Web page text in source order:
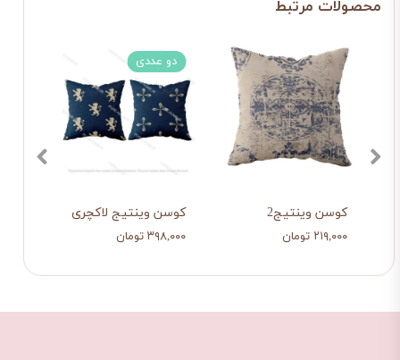
کوسن وینتیج لاکچری
۳۹۸,۰۰۰ تومان
دو عددی
کوسن وینتیج2
۲۱۹,۰۰۰ تومان